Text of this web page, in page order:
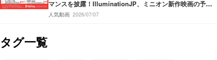
マンスを披露！IlluminationJP、ミニオン新作映画の予告
を公開！ヒカキン、推定6500万円超の引越し費用!?新居を
人気動画 2026/07/07
タグ一覧